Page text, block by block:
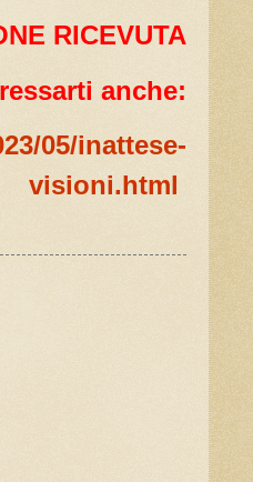
RICEVUTA
anche:
05/inattese-
visioni.html